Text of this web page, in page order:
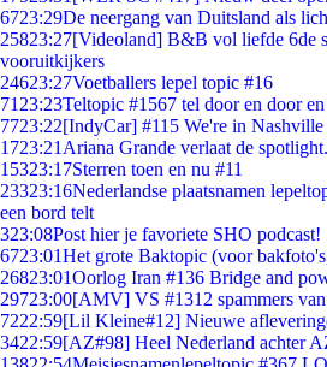
6723:29De neergang van Duitsland als
25823:27[Videoland] B&B vol liefde 6de
vooruitkijkers
24623:27Voetballers lepel topic #16
71 23:23Teltopic #1567 tel door en door
7723:22[IndyCar] #115 We're in Nashville
1723:21 Ariana Grande verlaat de spotlight.
15323:17Sterren toen en nu #11
23323:16Nederlandse plaatsnamen
een bord telt
323:08Post hier je favoriete SHO podcast!
6723:01Het grote Baktopic (voor
26823:01Oorlog Iran #136 Bridge and
29723:00[AMV] VS #1312 spammers
7222:59[Lil Kleine#12] Nieuwe
3422:59[AZ#98] Heel Nederland achter